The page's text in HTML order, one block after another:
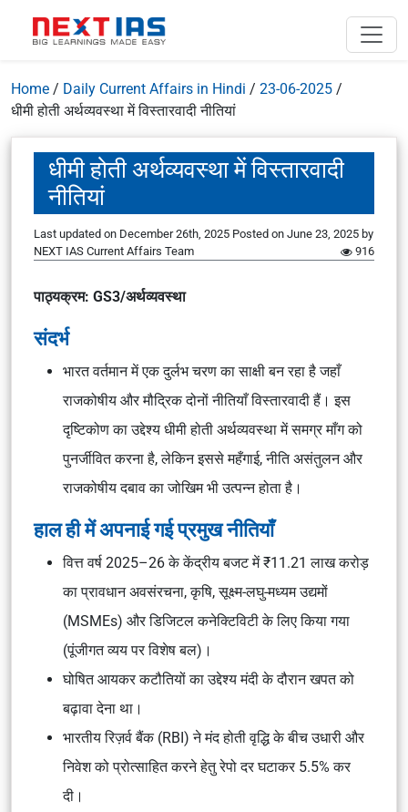
Home / Daily Current Affairs in Hindi / 23-06-2025 /
धीमी होती अर्थव्यवस्था में विस्तारवादी नीतियां
धीमी होती अर्थव्यवस्था में विस्तारवादी
नीतियां
Last updated on December 26th, 2025 Posted on June 23, 2025 by
NEXT IAS Current Affairs Team
916
पाठ्यक्रम: GS3/अर्थव्यवस्था
संदर्भ
भारत वर्तमान में एक दुर्लभ चरण का साक्षी बन रहा है जहाँ
राजकोषीय और मौद्रिक दोनों नीतियाँ विस्तारवादी हैं। इस
दृष्टिकोण का उद्देश्य धीमी होती अर्थव्यवस्था में समग्र माँग को
पुनर्जीवित करना है, लेकिन इससे महँगाई, नीति असंतुलन और
राजकोषीय दबाव का जोखिम भी उत्पन्न होता है।
हाल ही में अपनाई गई प्रमुख नीतियाँ
वित्त वर्ष 2025–26 के केंद्रीय बजट में ₹11.21 लाख करोड़
का प्रावधान अवसंरचना, कृषि, सूक्ष्म-लघु-मध्यम उद्यमों
(MSMEs) और डिजिटल कनेक्टिविटी के लिए किया गया
(पूंजीगत व्यय पर विशेष बल)।
घोषित आयकर कटौतियों का उद्देश्य मंदी के दौरान खपत को
बढ़ावा देना था।
भारतीय रिज़र्व बैंक (RBI) ने मंद होती वृद्धि के बीच उधारी और
निवेश को प्रोत्साहित करने हेतु रेपो दर घटाकर 5.5% कर
दी।